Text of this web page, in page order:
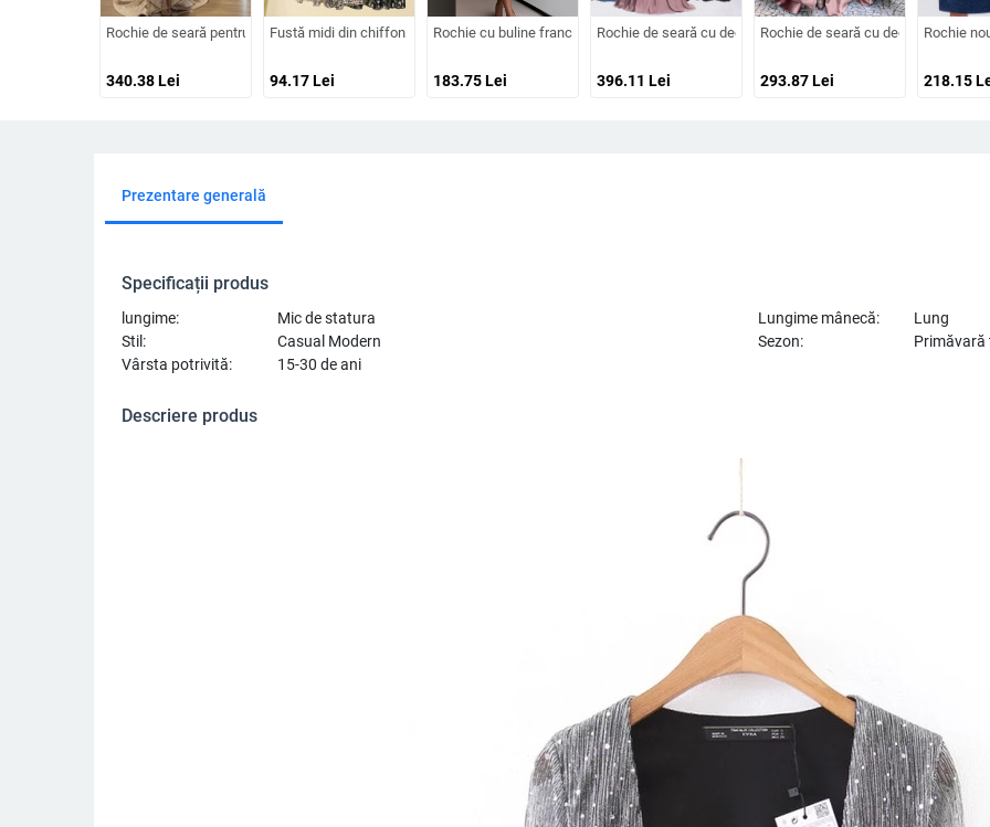
Rochie de seară pentru femei cu mâneci lungi, talie înaltă, fustă lungă, țesătură spray metalică, poliester 95%+
340.38Lei
Fustă midi din chiffon floral, talie elastică, croială A-line, plus size, siluetă drapată
94.17Lei
Rochie cu buline franceze Amazon 2025 de vară retro cu temperament nou, talie subțire,
183.75Lei
Rochie de seară cu decolteu adânc în V, mâneci clopot,
396.11 Lei
Rochie de seară cu decolteu adânc
293.87Lei
Rochie
218.15
Prezentare generală
Specificații produs
lungime: Mic de statura Lungime mânecă:
Lung
Stil:
Casual Modern Sezon:
Primăvară
Vârsta potrivită:
15-30 de ani
Descriere produs